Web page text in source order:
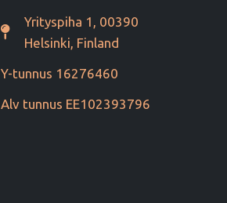
Yrityspiha 1, 00390
Helsinki, Finland
Y-tunnus 16276460
Alv tunnus EE102393796